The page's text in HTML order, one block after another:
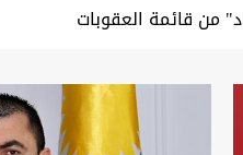
الجديد"